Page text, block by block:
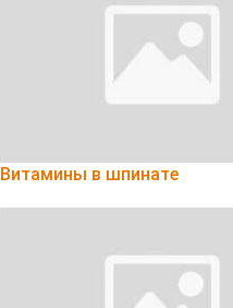
Витамины в шпинате